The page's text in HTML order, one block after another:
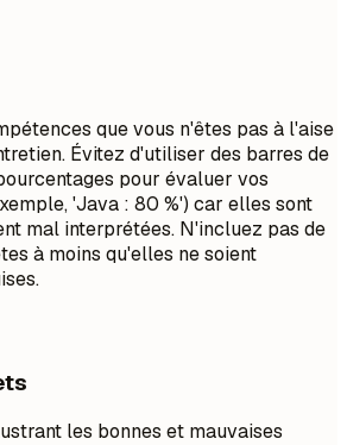
que vous n'êtes pas à l'aise
Évitez d'utiliser des barres de
pour évaluer vos
'Java : 80 %') car elles sont
mal interprétées. N'incluez pas de
à moins qu'elles ne soient
les bonnes et mauvaises